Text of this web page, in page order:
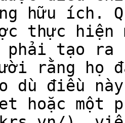
hữu ích.
thực hiện
phải tạo
rằng họ
dù điều
hoặc một